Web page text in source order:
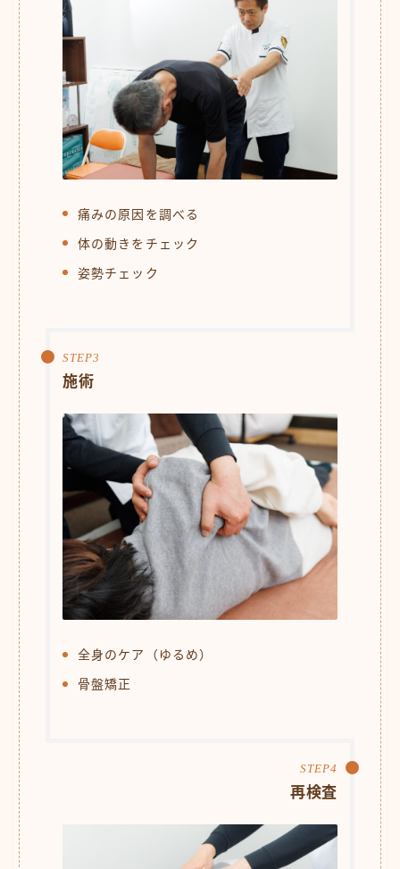
痛みの原因を調べる
体の動きをチェック
姿勢チェック
施術
全身のケア（ゆるめ）
骨盤矯正
再検査